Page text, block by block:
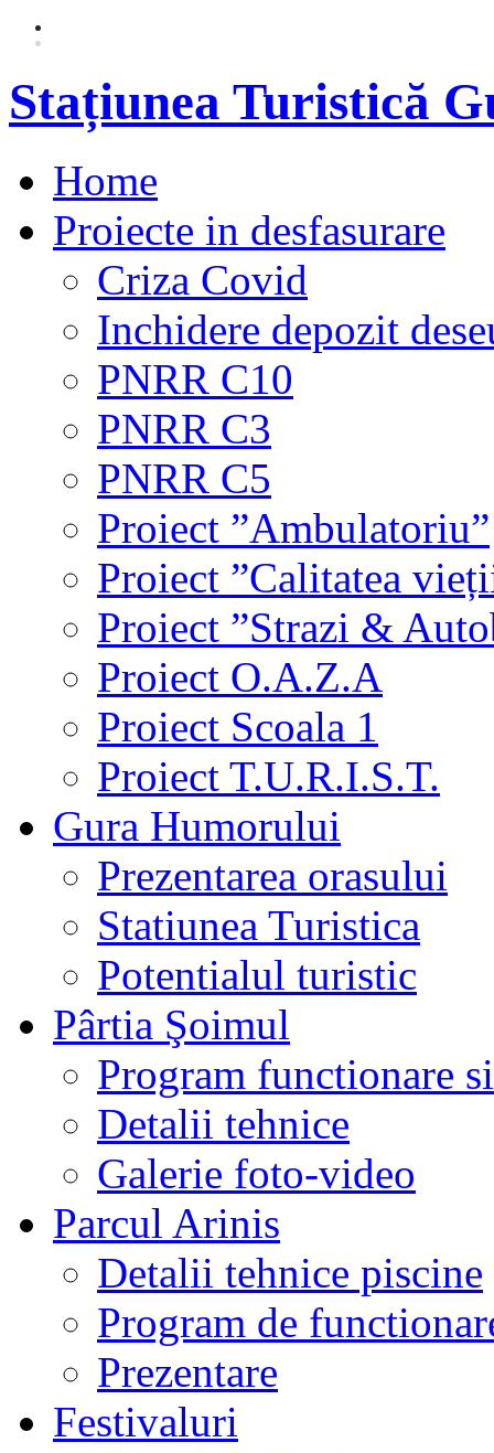
Stațiunea Turistică
Home
Proiecte in desfasurare
Criza Covid
Inchidere depozit
PNRR C10
PNRR C3
PNRR C5
Proiect ”Ambulatoriu”
Proiect ”Calitatea
Proiect ”Strazi &
Proiect O.A.Z.A
Proiect Scoala 1
Proiect T.U.R.I.S.T.
Gura Humorului
Prezentarea orasului
Statiunea Turistica
Potentialul turistic
Pârtia Şoimul
Program functionare
Detalii tehnice
Galerie foto-video
Parcul Arinis
Detalii tehnice piscine
Program de
Prezentare
Festivaluri